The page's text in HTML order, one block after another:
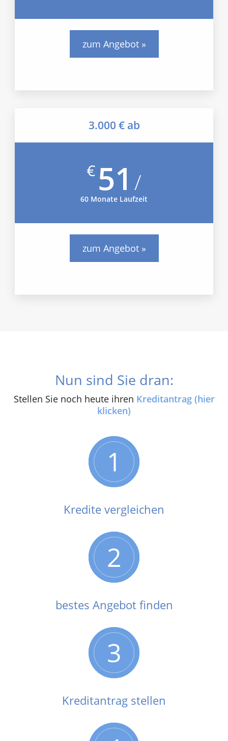
zum Angebot »
3.000 € ab
€51 /
60 Monate Laufzeit
zum Angebot »
Nun sind Sie dran:
Stellen Sie noch heute ihren Kreditantrag (hier
klicken)
1
Kredite vergleichen
2
bestes Angebot finden
3
Kreditantrag stellen